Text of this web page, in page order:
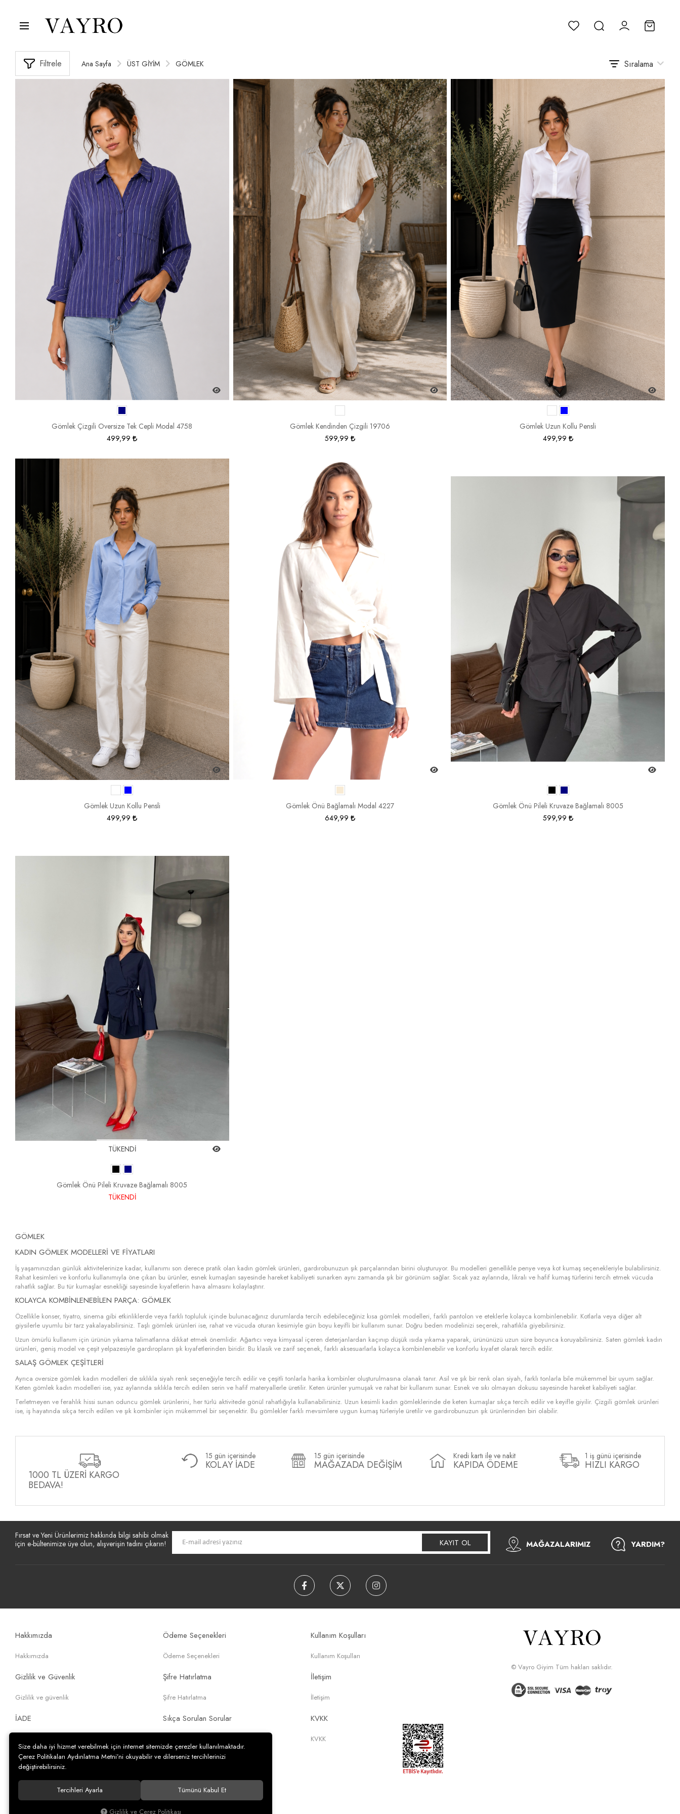
Ana Sayfa ÜST GİYİM GÖMLEK
Filtrele Sıralama
Gömlek Çizgili Oversize Tek Cepli Modal 4758
499,99
Gömlek Kendinden Çizgili 19706
599,99
Gömlek Uzun Kollu Pensli
499,99
Gömlek Uzun Kollu Pensli
499,99
Gömlek Önü Bağlamalı Modal 4227
649,99
Gömlek Önü Pileli Kruvaze Bağlamalı 8005
599,99
TÜKENDİ
Gömlek Önü Pileli Kruvaze Bağlamalı 8005
TÜKENDİ
GÖMLEK
KADIN GÖMLEK MODELLERI VE FIYATLARI
İş yaşamınızdan günlük aktivitelerinize kadar, kullanımı son derece pratik olan kadın gömlek ürünleri, gardırobunuzun şık parçalarından birini oluşturuyor. Bu modelleri genellikle penye veya kot kumaş seçenekleriyle bulabilirsiniz.
Rahat kesimleri ve konforlu kullanımıyla öne çıkan bu ürünler, esnek kumaşları sayesinde hareket kabiliyeti sunarken aynı zamanda şık bir görünüm sağlar. Sıcak yaz aylarında, likralı ve hafif kumaş türlerini tercih etmek vücuda
rahatlık sağlar. Bu tür kumaşlar esnekliği sayesinde kıyafetlerin hava almasını kolaylaştırır.
KOLAYCA KOMBINLENEBILEN PARÇA: GÖMLEK
Özellikle konser, tiyatro, sinema gibi etkinliklerde veya farklı topluluk içinde bulunacağınız durumlarda tercih edebileceğiniz kısa gömlek modelleri, farklı pantolon ve eteklerle kolayca kombinlenebilir. Kotlarla veya diğer alt
giysilerle uyumlu bir tarz yakalayabilirsiniz. Taşlı gömlek ürünleri ise, rahat ve vücuda oturan kesimiyle gün boyu keyifli bir kullanım sunar. Doğru beden modelinizi seçerek, rahatlıkla giyebilirsiniz.
Uzun ömürlü kullanım için ürünün yıkama talimatlarına dikkat etmek önemlidir. Ağartıcı veya kimyasal içeren deterjanlardan kaçınıp düşük ısıda yıkama yaparak, ürününüzü uzun süre boyunca koruyabilirsiniz. Saten gömlek kadın
ürünleri, geniş model ve çeşit yelpazesiyle gardıropların şık kıyafetlerinden biridir. Bu klasik ve zarif seçenek, farklı aksesuarlarla kolayca kombinlenebilir ve konforlu kıyafet olarak tercih edilir.
SALAŞ GÖMLEK ÇEŞITLERI
Ayrıca oversize gömlek kadın modelleri de sıklıkla siyah renk seçeneğiyle tercih edilir ve çeşitli tonlarla harika kombinler oluşturulmasına olanak tanır. Asil ve şık bir renk olan siyah, farklı tonlarla bile mükemmel bir uyum sağlar.
Keten gömlek kadın modelleri ise, yaz aylarında sıklıkla tercih edilen serin ve hafif materyallerle üretilir. Keten ürünler yumuşak ve rahat bir kullanım sunar. Esnek ve sıkı olmayan dokusu sayesinde hareket kabiliyeti sağlar.
Terletmeyen ve ferahlık hissi sunan oduncu gömlek ürünlerini, her türlü aktivitede gönül rahatlığıyla kullanabilirsiniz. Uzun kesimli kadın gömleklerinde de keten kumaşlar sıkça tercih edilir ve keyifle giyilir. Çizgili gömlek ürünleri
ise, iş hayatında sıkça tercih edilen ve şık kombinler için mükemmel bir seçenektir. Bu gömlekler farklı mevsimlere uygun kumaş türleriyle üretilir ve gardırobunuzun şık ürünlerinden biri olabilir.
1000 TL ÜZERİ KARGO
BEDAVA!
15 gün içerisinde
KOLAY İADE
15 gün içerisinde
MAĞAZADA DEĞİŞİM
Kredi kartı ile ve nakit
KAPIDA ÖDEME
1 iş günü içerisinde
HIZLI KARGO
Fırsat ve Yeni Ürünlerimiz hakkında bilgi sahibi olmak
için e-bültenimize üye olun, alışverişin tadını çıkarın!
KAYIT OL MAĞAZALARIMIZ YARDIM?
Hakkımızda
Hakkımızda
Ödeme Seçenekleri
Ödeme Seçenekleri
Kullanım Koşulları
Kullanım Koşulları
Gizlilik ve Güvenlik
Gizlilik ve güvenlik
Şifre Hatırlatma
Şifre Hatırlatma
İletişim
İletişim
İADE Sıkça Sorulan Sorular KVKK
KVKK
Spariş Kargo Ve Teslimat
Sipariş Kargo Ve Teslimat
© Vayro Giyim Tüm hakları saklıdır.
Size daha iyi hizmet verebilmek için internet sitemizde çerezler kullanılmaktadır.
Çerez Politikaları Aydınlatma Metni’ni okuyabilir ve dilerseniz tercihlerinizi
değiştirebilirsiniz.
Tercihleri Ayarla Tümünü Kabul Et
Gizlilik ve Çerez Politikası